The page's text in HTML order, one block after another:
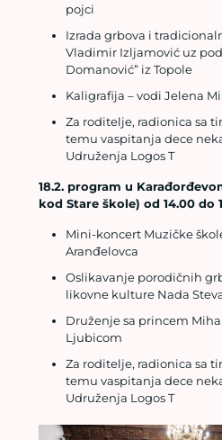
pojci
Izrada grbova i
Vladimir Izljamović uz
Domanović” iz Topole
Kaligrafija – vodi Jelena
Za roditelje, radionica sa
temu vaspitanja dece
Udruženja Logos T
18.2. program u
kod Stare škole) od 14.00 do
Mini-koncert Muzičke
Aranđelovca
Oslikavanje porodičnih
likovne kulture Nada
Druženje sa princem
Ljubicom
Za roditelje, radionica sa
temu vaspitanja dece
Udruženja Logos T